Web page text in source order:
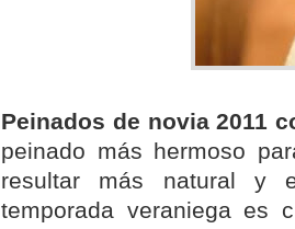
Peinados de novia 2011
peinado más hermoso
resultar más natural y
temporada veraniega es